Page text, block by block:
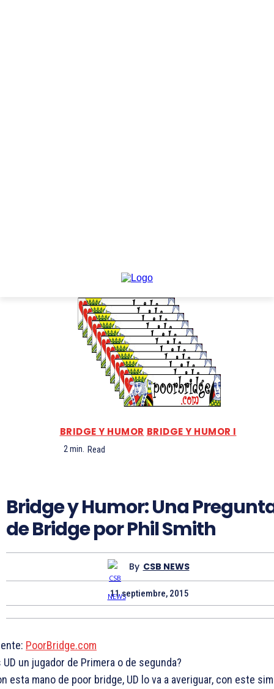
BRIDGE Y HUMOR BRIDGE Y HUMOR I
2min. Read
Bridge y Humor: Una
de Bridge por Phil Smith
By CSB NEWS
11 septiembre, 2015
PoorBridge.com
UD un jugador de Primera o de segunda?
esta mano de poor bridge, UD lo va a averiguar, con este